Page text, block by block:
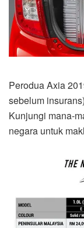
Perodua Axia
sebelum
Kunjungi mana-
negara untuk